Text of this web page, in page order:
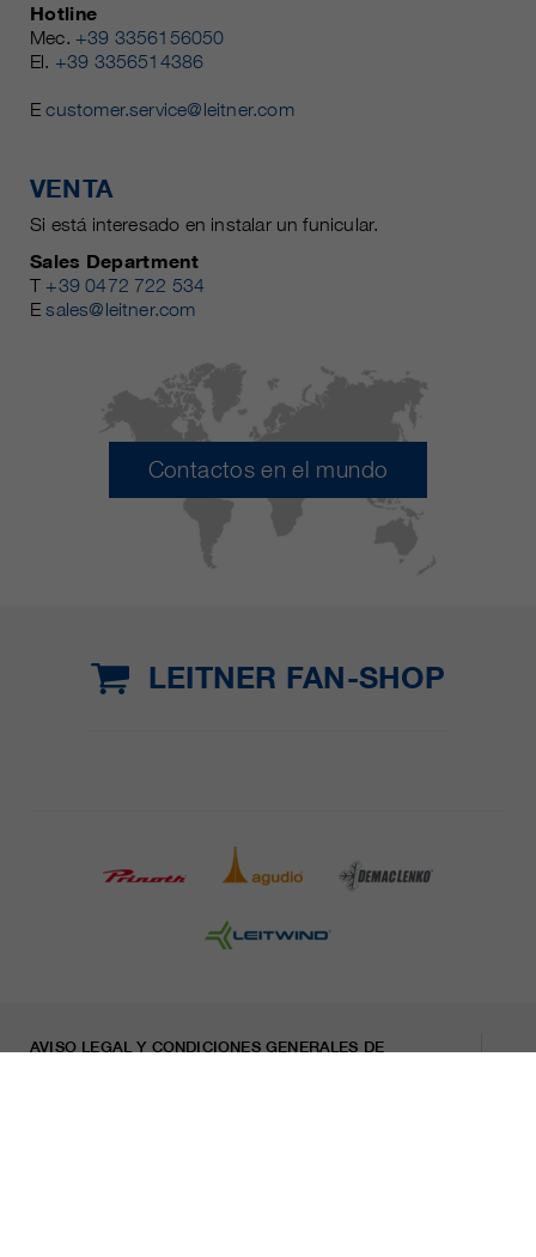
Hotline
Mec. +39 3356156050
El. +39 3356514386
Ecustomer.service@leitner.com
VENTA
Si está interesado en instalar un funicular.
Sales Department
T +39 0472 722 534
Esales@leitner.com
Contactos en el mundo
LEITNER FAN-SHOP
AVISO LEGAL Y CONDICIONES GENERALES DE